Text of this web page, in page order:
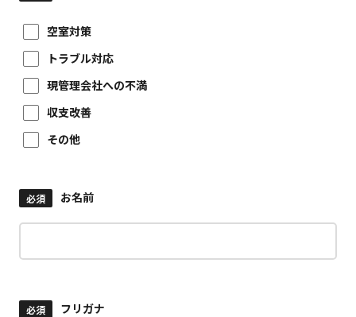
空室対策
トラブル対応
現管理会社への不満
収支改善
その他
必須 お名前
必須 フリガナ